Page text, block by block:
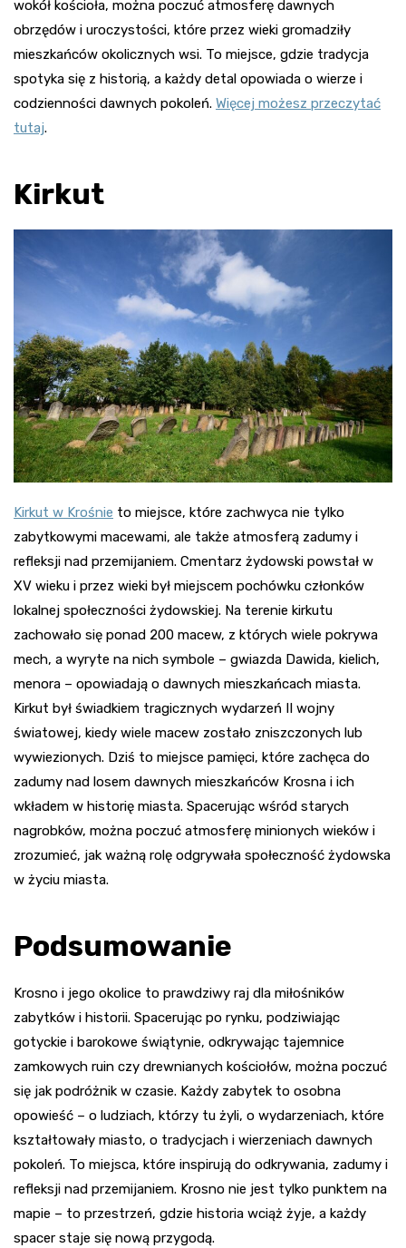
wokół kościoła, można poczuć atmosferę dawnych
obrzędów i uroczystości, które przez wieki gromadziły
mieszkańców okolicznych wsi. To miejsce, gdzie tradycja
spotyka się z historią, a każdy detal opowiada o wierze i
codzienności dawnych pokoleń. Więcej możesz przeczytać
tutaj.
Kirkut
Kirkut w Krośnie to miejsce, które zachwyca nie tylko
zabytkowymi macewami, ale także atmosferą zadumy i
refleksji nad przemijaniem. Cmentarz żydowski powstał w
XV wieku i przez wieki był miejscem pochówku członków
lokalnej społeczności żydowskiej. Na terenie kirkutu
zachowało się ponad 200 macew, z których wiele pokrywa
mech, a wyryte na nich symbole – gwiazda Dawida, kielich,
menora – opowiadają o dawnych mieszkańcach miasta.
Kirkut był świadkiem tragicznych wydarzeń II wojny
światowej, kiedy wiele macew zostało zniszczonych lub
wywiezionych. Dziś to miejsce pamięci, które zachęca do
zadumy nad losem dawnych mieszkańców Krosna i ich
wkładem w historię miasta. Spacerując wśród starych
nagrobków, można poczuć atmosferę minionych wieków i
zrozumieć, jak ważną rolę odgrywała społeczność żydowska
w życiu miasta.
Podsumowanie
Krosno i jego okolice to prawdziwy raj dla miłośników
zabytków i historii. Spacerując po rynku, podziwiając
gotyckie i barokowe świątynie, odkrywając tajemnice
zamkowych ruin czy drewnianych kościołów, można poczuć
się jak podróżnik w czasie. Każdy zabytek to osobna
opowieść – o ludziach, którzy tu żyli, o wydarzeniach, które
kształtowały miasto, o tradycjach i wierzeniach dawnych
pokoleń. To miejsca, które inspirują do odkrywania, zadumy i
refleksji nad przemijaniem. Krosno nie jest tylko punktem na
mapie – to przestrzeń, gdzie historia wciąż żyje, a każdy
spacer staje się nową przygodą.